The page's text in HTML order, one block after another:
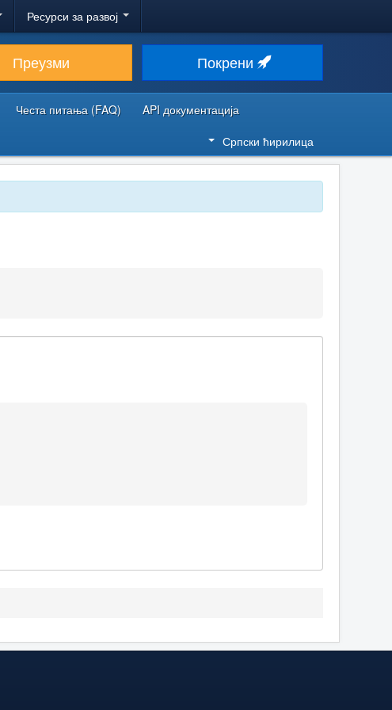
Ресурси за развој
Преузми Покрени
Честа питања (FAQ)
API документација
Српски ћирилица